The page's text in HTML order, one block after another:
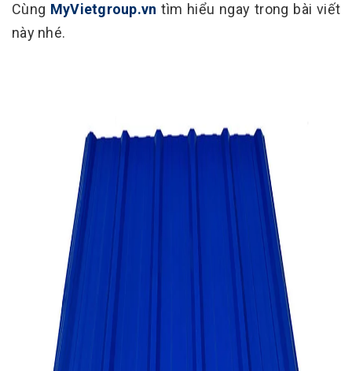
Cùng MyVietgroup.vn tìm hiểu ngay trong bài viết
này nhé.